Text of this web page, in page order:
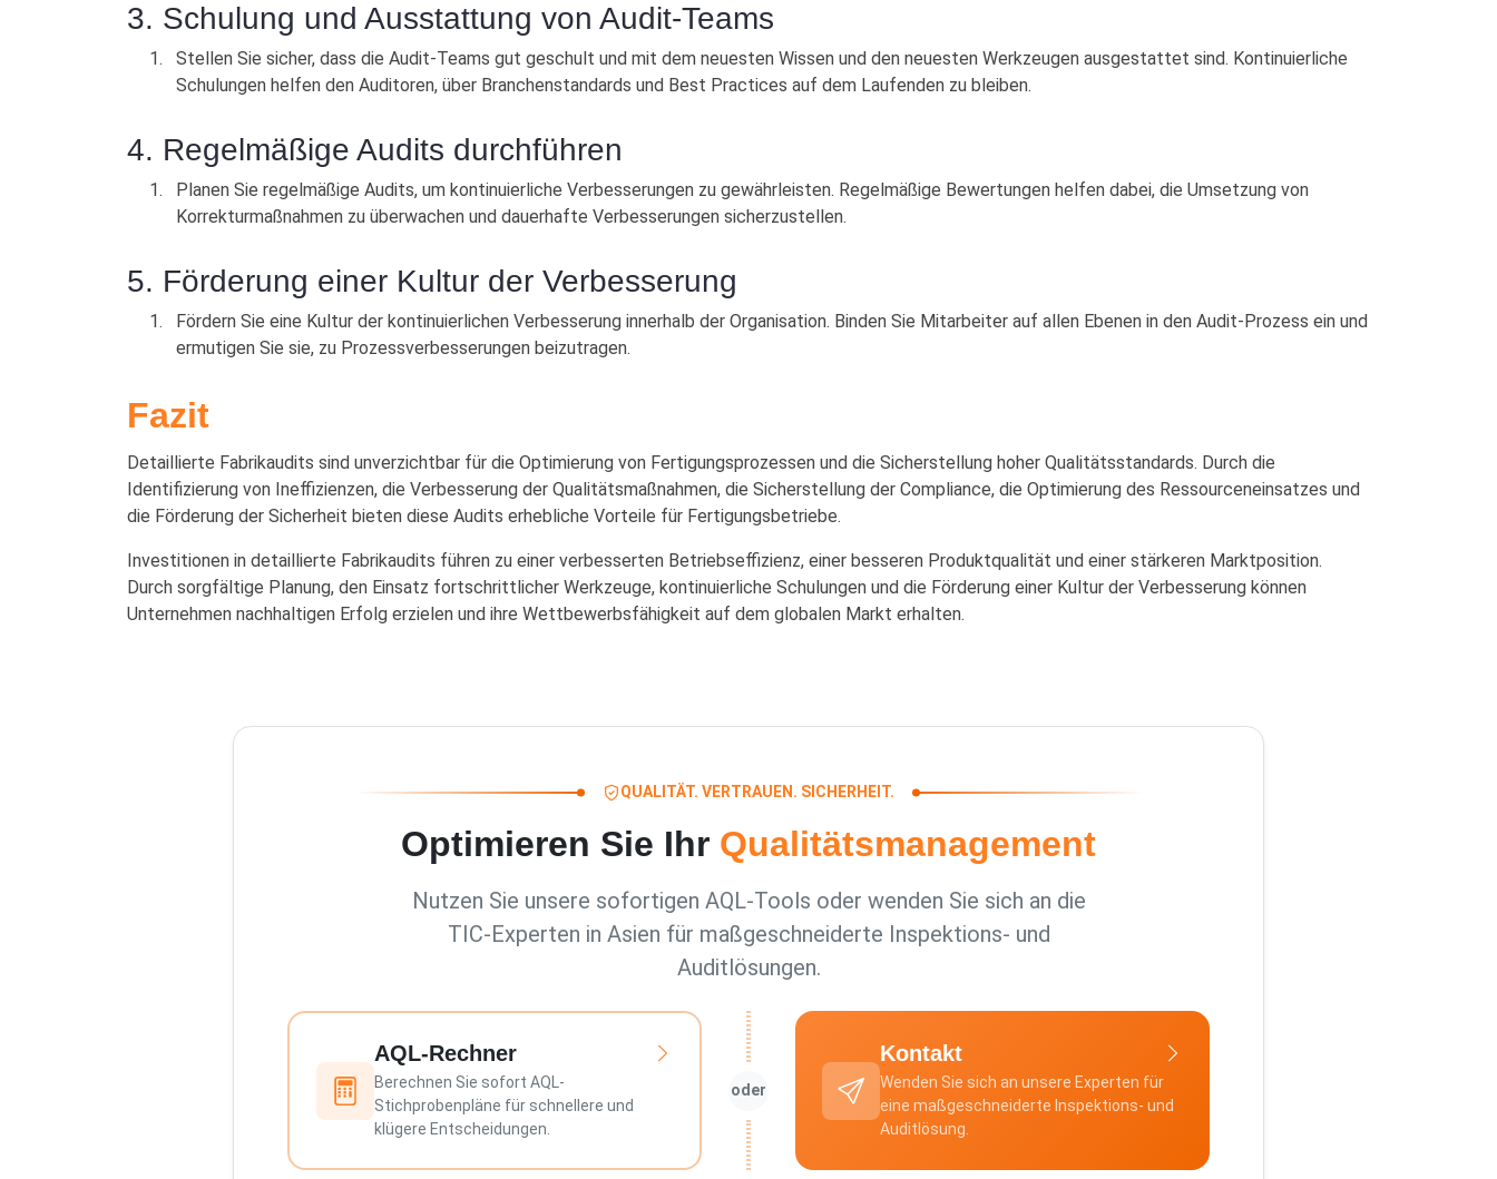
3. Schulung und Ausstattung von Audit-Teams
Stellen Sie sicher, dass die Audit-Teams gut geschult und mit dem neuesten Wissen und den neuesten Werkzeugen ausgestattet sind. Kontinuierliche
Schulungen helfen den Auditoren, über Branchenstandards und Best Practices auf dem Laufenden zu bleiben.
4. Regelmäßige Audits durchführen
Planen Sie regelmäßige Audits, um kontinuierliche Verbesserungen zu gewährleisten. Regelmäßige Bewertungen helfen dabei, die Umsetzung von
Korrekturmaßnahmen zu überwachen und dauerhafte Verbesserungen sicherzustellen.
5. Förderung einer Kultur der Verbesserung
Fördern Sie eine Kultur der kontinuierlichen Verbesserung innerhalb der Organisation. Binden Sie Mitarbeiter auf allen Ebenen in den Audit-Prozess ein und
ermutigen Sie sie, zu Prozessverbesserungen beizutragen.
Fazit
Detaillierte Fabrikaudits sind unverzichtbar für die Optimierung von Fertigungsprozessen und die Sicherstellung hoher Qualitätsstandards. Durch die
Identifizierung von Ineffizienzen, die Verbesserung der Qualitätsmaßnahmen, die Sicherstellung der Compliance, die Optimierung des Ressourceneinsatzes und
die Förderung der Sicherheit bieten diese Audits erhebliche Vorteile für Fertigungsbetriebe.
Investitionen in detaillierte Fabrikaudits führen zu einer verbesserten Betriebseffizienz, einer besseren Produktqualität und einer stärkeren Marktposition.
Durch sorgfältige Planung, den Einsatz fortschrittlicher Werkzeuge, kontinuierliche Schulungen und die Förderung einer Kultur der Verbesserung können
Unternehmen nachhaltigen Erfolg erzielen und ihre Wettbewerbsfähigkeit auf dem globalen Markt erhalten.
QUALITÄT. VERTRAUEN. SICHERHEIT.
Optimieren Sie Ihr Qualitätsmanagement
Nutzen Sie unsere sofortigen AQL-Tools oder wenden Sie sich an die
TIC-Experten in Asien für maßgeschneiderte Inspektions- und
Auditlösungen.
AQL-Rechner
Berechnen Sie sofort AQL-
Stichprobenpläne für schnellere und
klügere Entscheidungen.
oder
Kontakt
Wenden Sie sich an unsere Experten für
eine maßgeschneiderte Inspektions- und
Auditlösung.